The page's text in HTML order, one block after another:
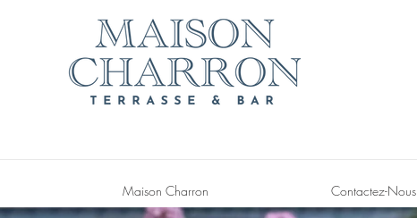
Maison Charron Contactez-Nous